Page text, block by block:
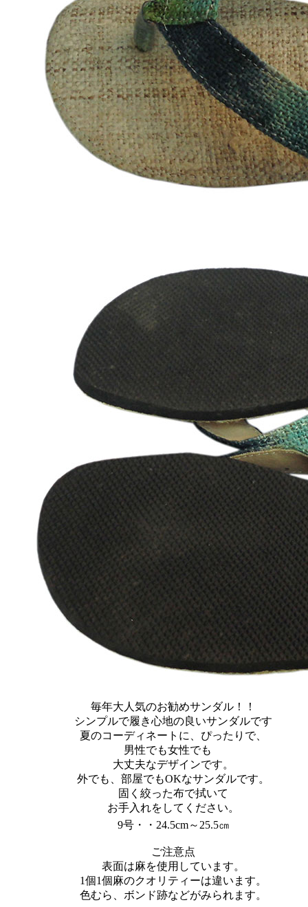
毎年大人気のお勧めサンダル！！
シンプルで履き心地の良いサンダルです
夏のコーディネートに、ぴったりで、
男性でも女性でも
大丈夫なデザインです。
外でも、部屋でもOKなサンダルです。
固く絞った布で拭いて
お手入れをしてください。
9号・・24.5cm～25.5㎝
ご注意点
表面は麻を使用しています。
1個1個麻のクオリティーは違います。
色むら、ボンド跡などがみられます。